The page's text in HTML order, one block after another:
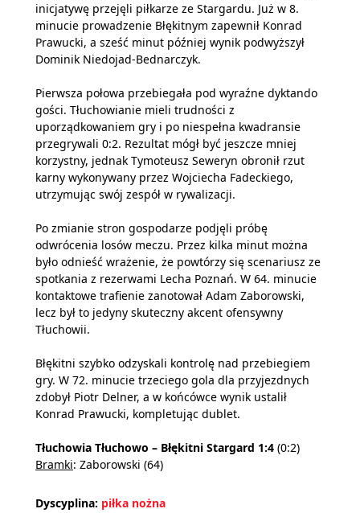
inicjatywę przejęli piłkarze ze Stargardu. Już w 8.
minucie prowadzenie Błękitnym zapewnił Konrad
Prawucki, a sześć minut później wynik podwyższył
Dominik Niedojad‑Bednarczyk.
Pierwsza połowa przebiegała pod wyraźne dyktando
gości. Tłuchowianie mieli trudności z
uporządkowaniem gry i po niespełna kwadransie
przegrywali 0:2. Rezultat mógł być jeszcze mniej
korzystny, jednak Tymoteusz Seweryn obronił rzut
karny wykonywany przez Wojciecha Fadeckiego,
utrzymując swój zespół w rywalizacji.
Po zmianie stron gospodarze podjęli próbę
odwrócenia losów meczu. Przez kilka minut można
było odnieść wrażenie, że powtórzy się scenariusz ze
spotkania z rezerwami Lecha Poznań. W 64. minucie
kontaktowe trafienie zanotował Adam Zaborowski,
lecz był to jedyny skuteczny akcent ofensywny
Tłuchowii.
Błękitni szybko odzyskali kontrolę nad przebiegiem
gry. W 72. minucie trzeciego gola dla przyjezdnych
zdobył Piotr Delner, a w końcówce wynik ustalił
Konrad Prawucki, kompletując dublet.
Tłuchowia Tłuchowo – Błękitni Stargard 1:4 (0:2)
Bramki: Zaborowski (64)
Dyscyplina: piłka nożna